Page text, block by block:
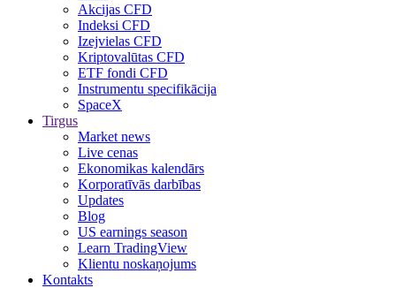
Akcijas CFD
Indeksi CFD
Izejvielas CFD
Kriptovalūtas CFD
ETF fondi CFD
Instrumentu specifikācija
SpaceX
Tirgus
Market news
Live cenas
Ekonomikas kalendārs
Korporatīvās darbības
Updates
Blog
US earnings season
Learn TradingView
Klientu noskaņojums
Kontakts